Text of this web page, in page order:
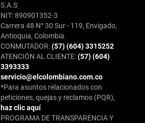
S.A.S
NIT: 890901352-3
Carrera 48 N° 30 Sur - 119, Envigado,
Antioquia, Colombia.
CONMUTADOR:(57) (604) 3315252
ATENCIÓN AL CLIENTE:(57) (604)
3393333
servicio@elcolombiano.com.co
*Para asuntos relacionados con
peticiones, quejas y reclamos (PQR),
haz clic aquí
PROGRAMA DE TRANSPARENCIA Y